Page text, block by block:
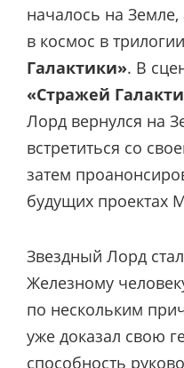
началось на
в космос в трилогии
Галактики». В
«Стражей
Лорд вернулся на
встретиться со
затем
будущих проектах
Звездный Лорд
Железному
по нескольким
уже доказал свою
способность